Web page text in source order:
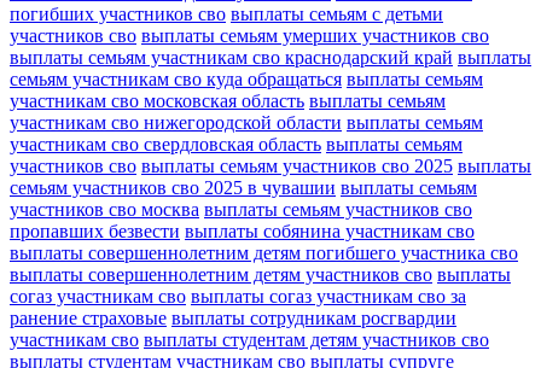
погибших участников сво выплаты семьям с детьми
участников сво выплаты семьям умерших участников сво
выплаты семьям участникам сво краснодарский край выплаты
семьям участникам сво куда обращаться выплаты семьям
участникам сво московская область выплаты семьям
участникам сво нижегородской области выплаты семьям
участникам сво свердловская область выплаты семьям
участников сво выплаты семьям участников сво 2025 выплаты
семьям участников сво 2025 в чувашии выплаты семьям
участников сво москва выплаты семьям участников сво
пропавших безвести выплаты собянина участникам сво
выплаты совершеннолетним детям погибшего участника сво
выплаты совершеннолетним детям участников сво выплаты
согаз участникам сво выплаты согаз участникам сво за
ранение страховые выплаты сотрудникам росгвардии
участникам сво выплаты студентам детям участников сво
выплаты студентам участникам сво выплаты супруге